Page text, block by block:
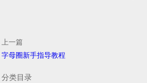
上一篇
字母圈新手指导教程
分类目录